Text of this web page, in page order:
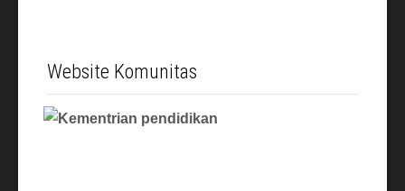
Website Komunitas